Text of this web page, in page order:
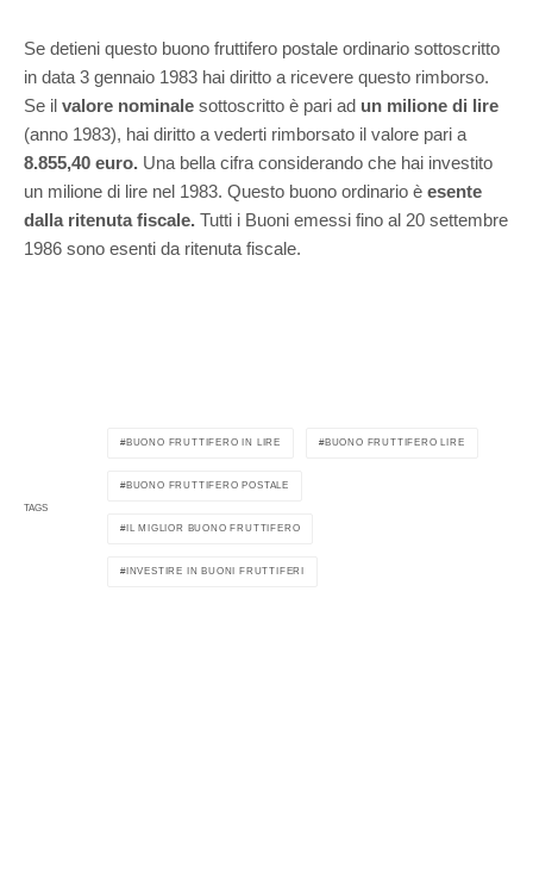
Se detieni questo buono fruttifero postale ordinario sottoscritto
in data 3 gennaio 1983 hai diritto a ricevere questo rimborso.
Se il valore nominale sottoscritto è pari ad un milione di lire
(anno 1983), hai diritto a vederti rimborsato il valore pari a
8.855,40 euro. Una bella cifra considerando che hai investito
un milione di lire nel 1983. Questo buono ordinario è esente
dalla ritenuta fiscale. Tutti i Buoni emessi fino al 20 settembre
1986 sono esenti da ritenuta fiscale.
TAGS
BUONO FRUTTIFERO IN LIRE BUONO FRUTTIFERO LIRE
BUONO FRUTTIFERO POSTALE
IL MIGLIOR BUONO FRUTTIFERO
INVESTIRE IN BUONI FRUTTIFERI